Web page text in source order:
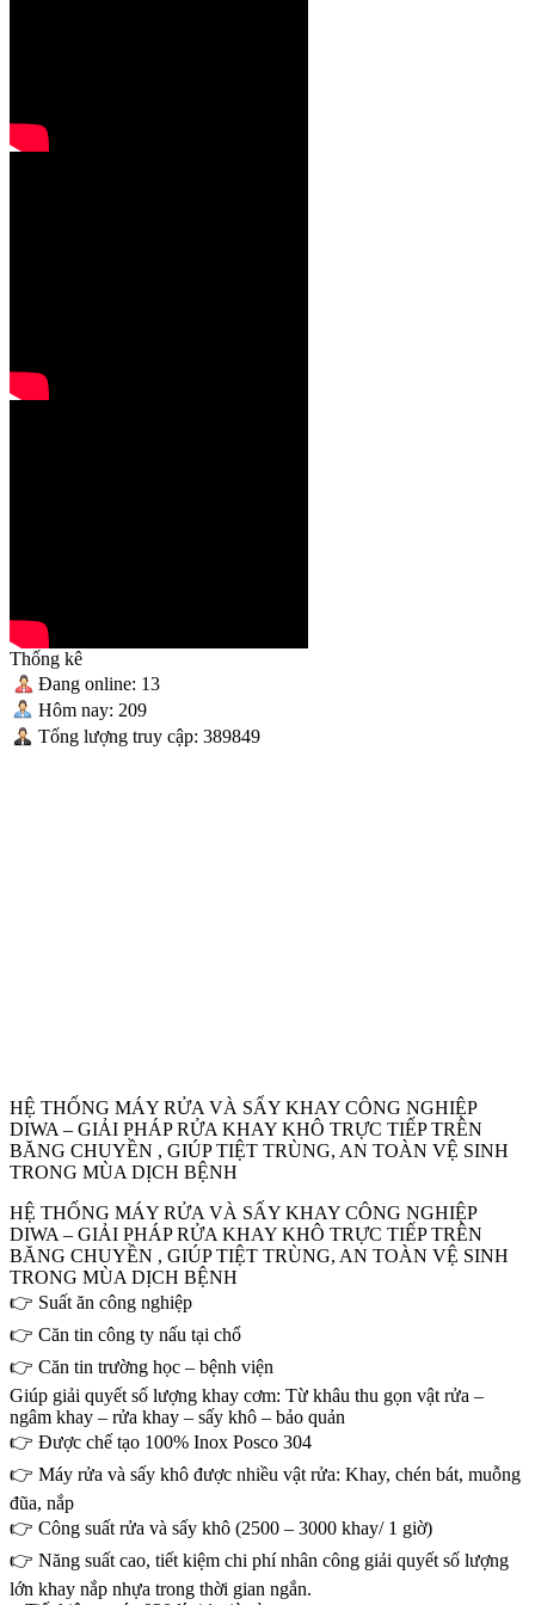
5 Địa Chỉ Đáng Tin Cậy
Thống kê
Đang online: 13
Hôm nay: 209
Tống lượng truy cập: 389849
HỆ THỐNG MÁY RỬA VÀ SẤY KHAY CÔNG NGHIỆP
DIWA – GIẢI PHÁP RỬA KHAY KHÔ TRỰC TIẾP TRÊN
BĂNG CHUYỀN , GIÚP TIỆT TRÙNG, AN TOÀN VỆ SINH
TRONG MÙA DỊCH BỆNH
HỆ THỐNG MÁY RỬA VÀ SẤY KHAY CÔNG NGHIỆP
DIWA – GIẢI PHÁP RỬA KHAY KHÔ TRỰC TIẾP TRÊN
BĂNG CHUYỀN , GIÚP TIỆT TRÙNG, AN TOÀN VỆ SINH
TRONG MÙA DỊCH BỆNH
👉 Suất ăn công nghiệp
👉 Căn tin công ty nấu tại chổ
👉 Căn tin trường học – bệnh viện
Giúp giải quyết số lượng khay cơm: Từ khâu thu gọn vật rửa –
ngâm khay – rửa khay – sấy khô – bảo quản
👉 Được chế tạo 100% Inox Posco 304
👉 Máy rửa và sấy khô được nhiều vật rửa: Khay, chén bát, muỗng
đũa, nắp
👉 Công suất rửa và sấy khô (2500 – 3000 khay/ 1 giờ)
👉 Năng suất cao, tiết kiệm chi phí nhân công giải quyết số lượng
lớn khay nắp nhựa trong thời gian ngắn.